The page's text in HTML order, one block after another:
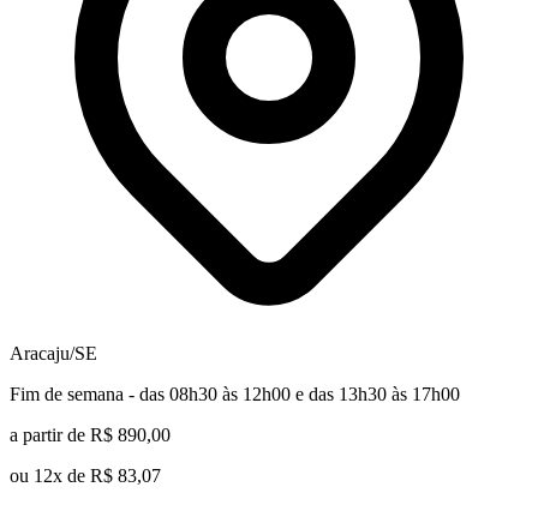
Aracaju/SE
Fim de semana - das 08h30 às 12h00 e das 13h30 às 17h00
a partir de R$ 890,00
ou 12x de R$ 83,07